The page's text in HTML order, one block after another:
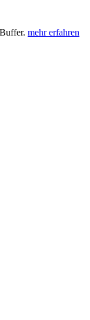
mehr erfahren